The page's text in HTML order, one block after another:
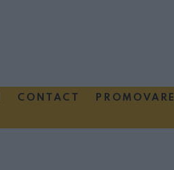
CONTACT
PROMOVARE